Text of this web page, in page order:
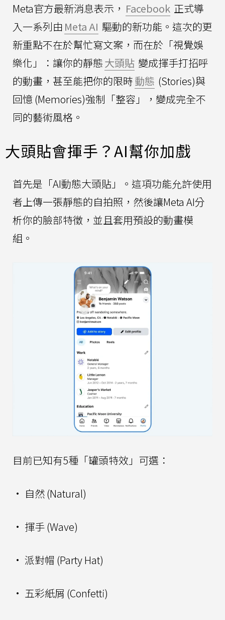
Meta官方最新消息表示， Facebook 正式導
入一系列由 Meta AI 驅動的新功能。這次的更
新重點不在於幫忙寫文案，而在於「視覺娛
樂化」：讓你的靜態大頭貼 變成揮手打招呼
的動畫，甚至能把你的限時動態 (Stories)與
回憶 (Memories)強制「整容」，變成完全不
同的藝術風格。
大頭貼會揮手？AI幫你加戲
首先是「AI動態大頭貼」。這項功能允許使用
者上傳一張靜態的自拍照，然後讓Meta AI分
析你的臉部特徵，並且套用預設的動畫模
組。
目前已知有5種「罐頭特效」可選：
• 自然 (Natural)
• 揮手 (Wave)
• 派對帽 (Party Hat)
• 五彩紙屑 (Confetti)